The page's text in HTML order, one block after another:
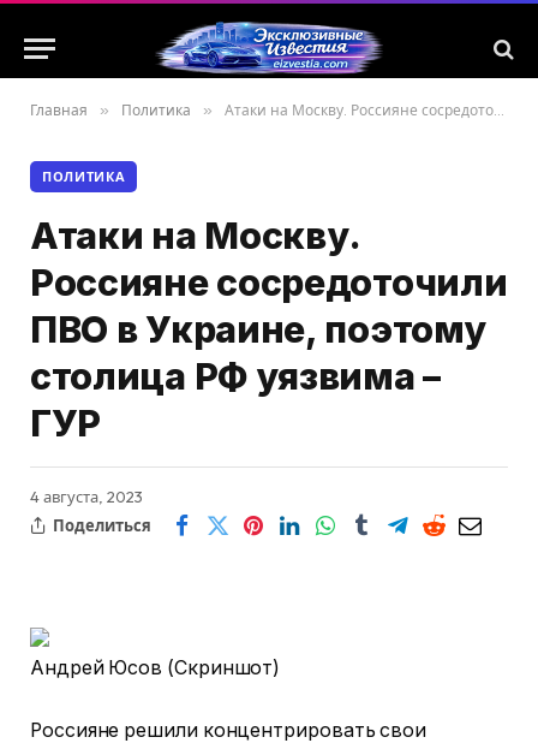
Главная » Политика » Атаки на Москву. Россияне сосредоточили ПВО в Украине, поэтому столица РФ уязвима – ГУР
ПОЛИТИКА
Атаки на Москву.
Россияне сосредоточили
ПВО в Украине, поэтому
столица РФ уязвима –
ГУР
4 августа, 2023
Поделиться
Андрей Юсов (Скриншот)
Россияне решили концентрировать свои